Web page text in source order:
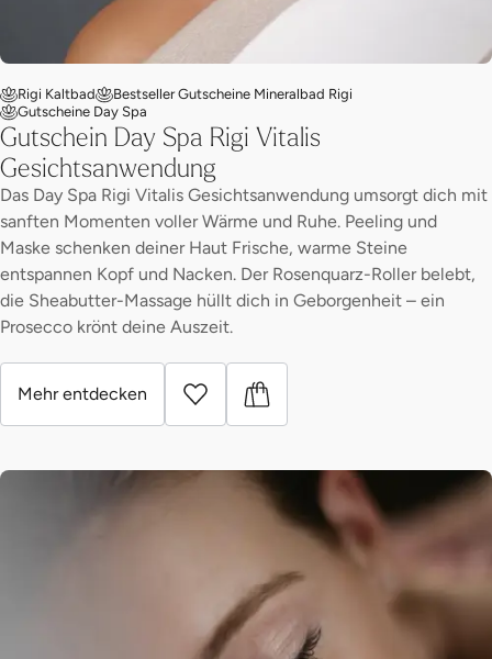
Rigi Kaltbad
Bestseller Gutscheine Mineralbad Rigi
Gutscheine Day Spa
Gutschein Day Spa Rigi Vitalis
Gesichtsanwendung
Das Day Spa Rigi Vitalis Gesichtsanwendung umsorgt dich mit
sanften Momenten voller Wärme und Ruhe. Peeling und
Maske schenken deiner Haut Frische, warme Steine
entspannen Kopf und Nacken. Der Rosenquarz-Roller belebt,
die Sheabutter-Massage hüllt dich in Geborgenheit – ein
Prosecco krönt deine Auszeit.
Mehr entdecken